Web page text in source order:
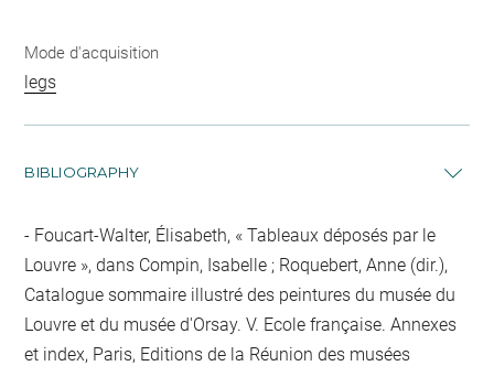
Mode d'acquisition
legs
BIBLIOGRAPHY
Foucart-Walter, Élisabeth, « Tableaux déposés par le
Louvre », dans Compin, Isabelle ; Roquebert, Anne (dir.),
Catalogue sommaire illustré des peintures du musée du
Louvre et du musée d'Orsay. V. Ecole française. Annexes
et index, Paris, Editions de la Réunion des musées